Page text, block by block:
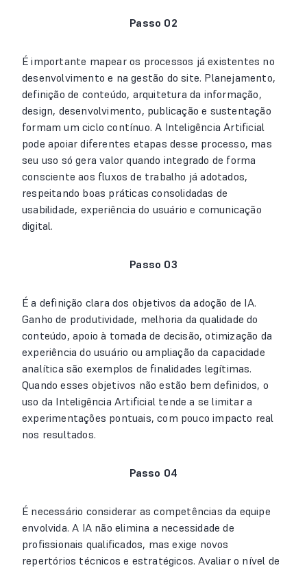
Passo 02
É importante mapear os processos já existentes no
desenvolvimento e na gestão do site. Planejamento,
definição de conteúdo, arquitetura da informação,
design, desenvolvimento, publicação e sustentação
formam um ciclo contínuo. A Inteligência Artificial
pode apoiar diferentes etapas desse processo, mas
seu uso só gera valor quando integrado de forma
consciente aos fluxos de trabalho já adotados,
respeitando boas práticas consolidadas de
usabilidade, experiência do usuário e comunicação
digital.
Passo 03
É a definição clara dos objetivos da adoção de IA.
Ganho de produtividade, melhoria da qualidade do
conteúdo, apoio à tomada de decisão, otimização da
experiência do usuário ou ampliação da capacidade
analítica são exemplos de finalidades legítimas.
Quando esses objetivos não estão bem definidos, o
uso da Inteligência Artificial tende a se limitar a
experimentações pontuais, com pouco impacto real
nos resultados.
Passo 04
É necessário considerar as competências da equipe
envolvida. A IA não elimina a necessidade de
profissionais qualificados, mas exige novos
repertórios técnicos e estratégicos. Avaliar o nível de